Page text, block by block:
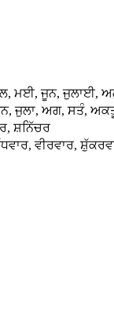
ਮਈ, ਜੂਨ, ਜੁਲਾਈ,
ਜੁਲਾ, ਅਗ, ਸਤੰ,
ਸ਼ਨਿੱਚਰ
ਵੀਰਵਾਰ,